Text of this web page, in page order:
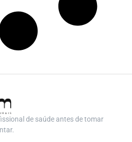
de saúde antes de tomar